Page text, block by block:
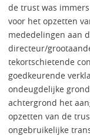
de trust was
voor het opzetten
mededelingen aan
directeur/
tekortschietende
goedkeurende
ondeugdelijke
achtergrond het
opzetten van de
ongebruikelijke